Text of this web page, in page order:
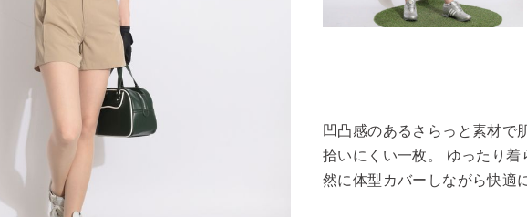
凹凸感のあるさらっと素材で
拾いにくい一枚。 ゆったり
然に体型カバーしながら快適